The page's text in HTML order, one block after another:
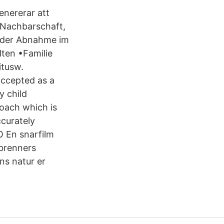
att
Abnahme im
•Familie
as a
child
which is
En snarfilm
natur er